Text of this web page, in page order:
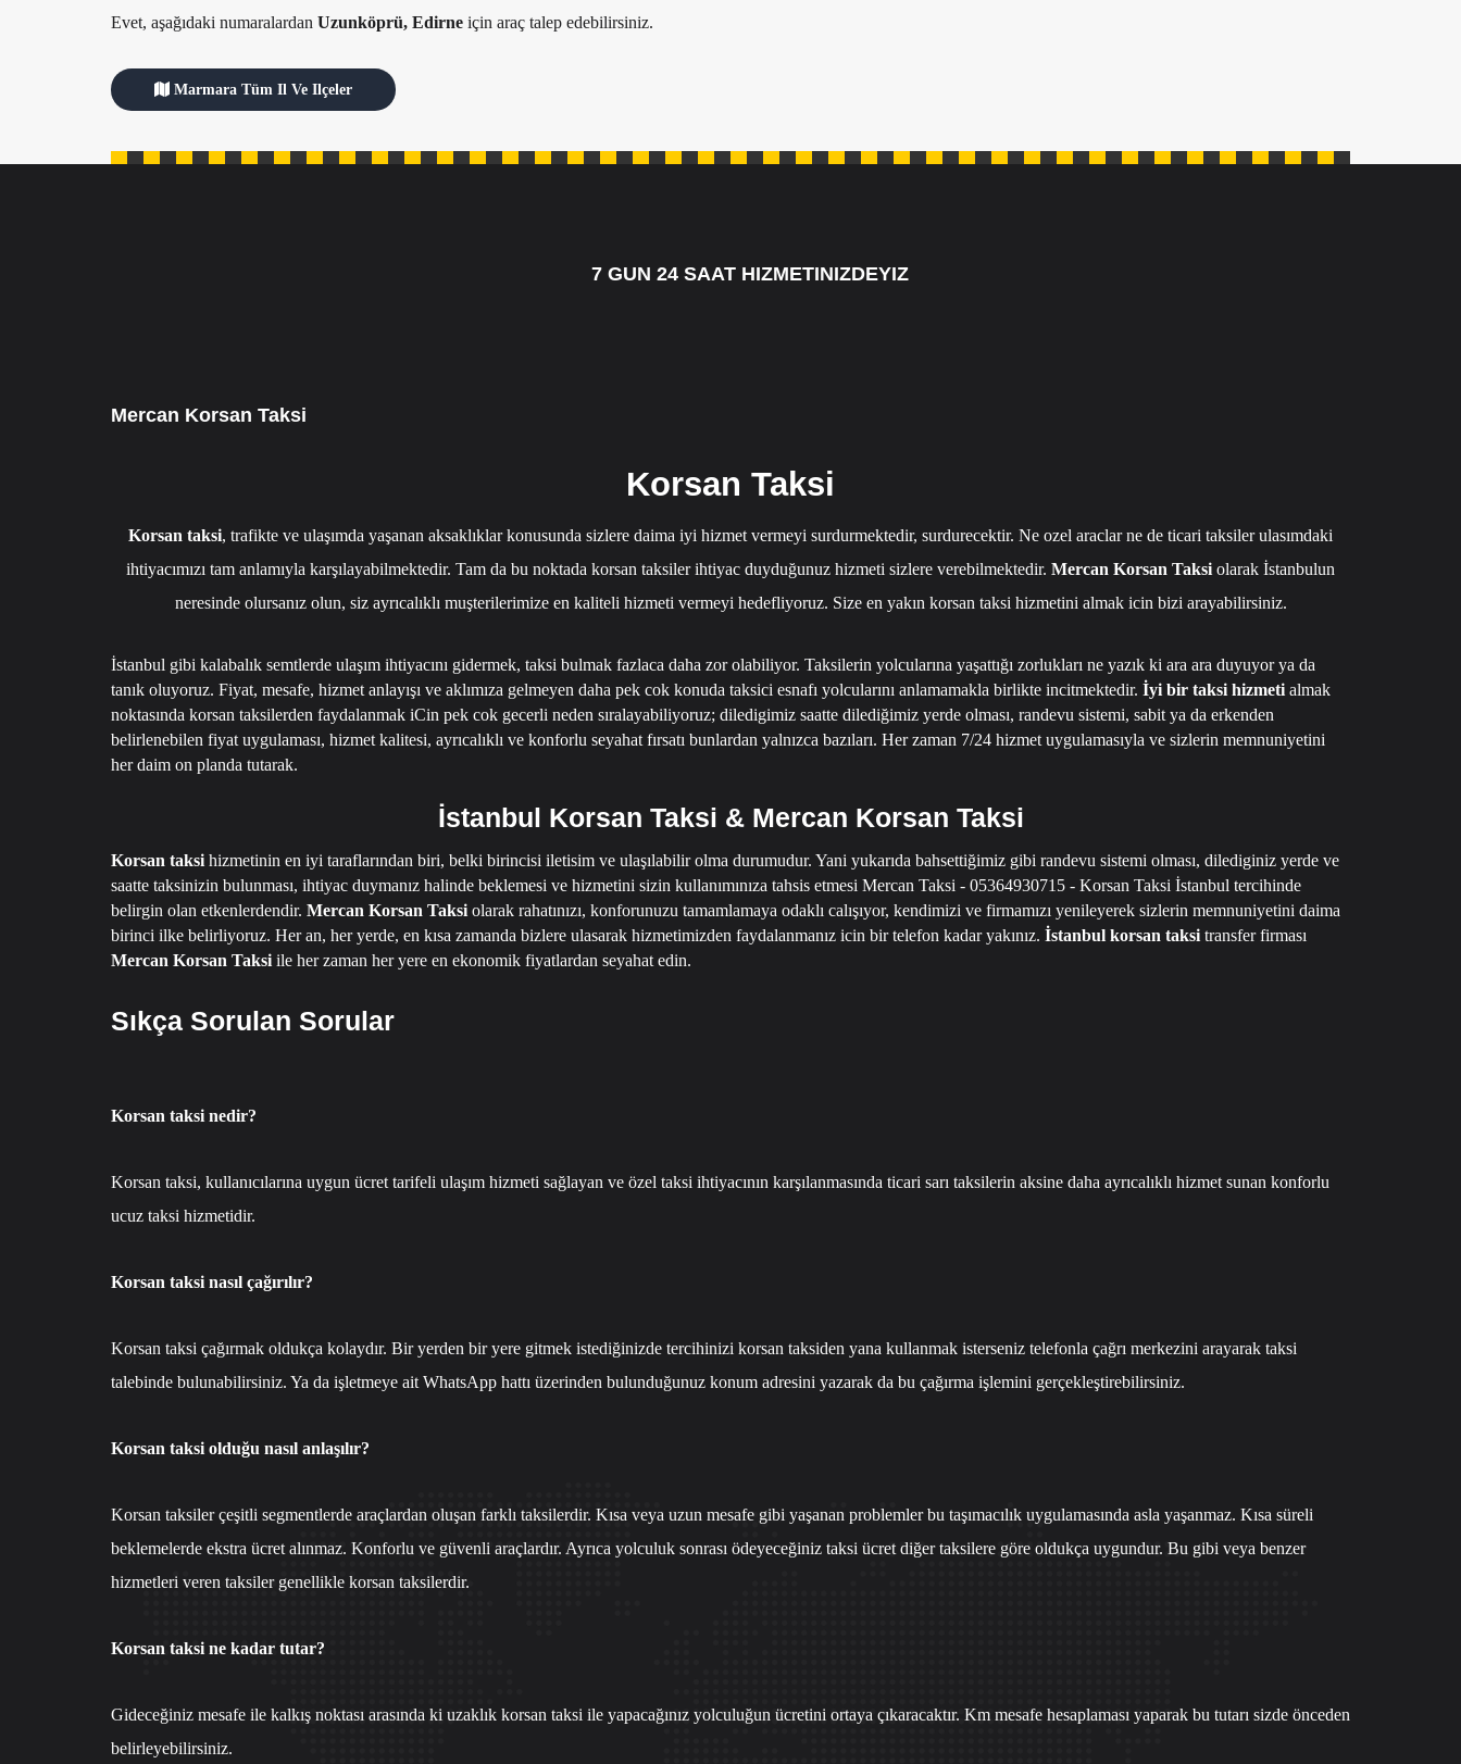
Evet, aşağıdaki numaralardan Uzunköprü, Edirne için araç talep edebilirsiniz.
Marmara Tüm Il Ve Ilçeler
7 GUN 24 SAAT HIZMETINIZDEYIZ
7/24 CAGRI HATTIMIZ 05349795098
Mercan Korsan Taksi
Korsan Taksi
Korsan taksi, trafikte ve ulaşımda yaşanan aksaklıklar konusunda sizlere daima iyi hizmet vermeyi surdurmektedir, surdurecektir. Ne ozel araclar ne de ticari taksiler ulasımdaki
ihtiyacımızı tam anlamıyla karşılayabilmektedir. Tam da bu noktada korsan taksiler ihtiyac duyduğunuz hizmeti sizlere verebilmektedir. Mercan Korsan Taksiolarak İstanbulun
neresinde olursanız olun, siz ayrıcalıklı muşterilerimize en kaliteli hizmeti vermeyi hedefliyoruz. Size en yakın korsan taksi hizmetini almak icin bizi arayabilirsiniz.
İstanbul gibi kalabalık semtlerde ulaşım ihtiyacını gidermek, taksi bulmak fazlaca daha zor olabiliyor. Taksilerin yolcularına yaşattığı zorlukları ne yazık ki ara ara duyuyor ya da
tanık oluyoruz. Fiyat, mesafe, hizmet anlayışı ve aklımıza gelmeyen daha pek cok konuda taksici esnafı yolcularını anlamamakla birlikte incitmektedir. İyi bir taksi hizmetialmak
noktasında korsan taksilerden faydalanmak iCin pek cok gecerli neden sıralayabiliyoruz; diledigimiz saatte dilediğimiz yerde olması, randevu sistemi, sabit ya da erkenden
belirlenebilen fiyat uygulaması, hizmet kalitesi, ayrıcalıklı ve konforlu seyahat fırsatı bunlardan yalnızca bazıları. Her zaman 7/24 hizmet uygulamasıyla ve sizlerin memnuniyetini
her daim on planda tutarak.
İstanbul Korsan Taksi & Mercan Korsan Taksi
Korsan taksihizmetinin en iyi taraflarından biri, belki birincisi iletisim ve ulaşılabilir olma durumudur. Yani yukarıda bahsettiğimiz gibi randevu sistemi olması, dilediginiz yerde ve
saatte taksinizin bulunması, ihtiyac duymanız halinde beklemesi ve hizmetini sizin kullanımınıza tahsis etmesi Mercan Taksi - 05364930715 - Korsan Taksi İstanbul tercihinde
belirgin olan etkenlerdendir. Mercan Korsan Taksiolarak rahatınızı, konforunuzu tamamlamaya odaklı calışıyor, kendimizi ve firmamızı yenileyerek sizlerin memnuniyetini daima
birinci ilke belirliyoruz. Her an, her yerde, en kısa zamanda bizlere ulasarak hizmetimizden faydalanmanız icin bir telefon kadar yakınız. İstanbul korsan taksitransfer firması
Mercan Korsan Taksiile her zaman her yere en ekonomik fiyatlardan seyahat edin.
Sıkça Sorulan Sorular
Korsan taksi nedir?
Korsan taksi, kullanıcılarına uygun ücret tarifeli ulaşım hizmeti sağlayan ve özel taksi ihtiyacının karşılanmasında ticari sarı taksilerin aksine daha ayrıcalıklı hizmet sunan konforlu
ucuz taksi hizmetidir.
Korsan taksi nasıl çağırılır?
Korsan taksi çağırmak oldukça kolaydır. Bir yerden bir yere gitmek istediğinizde tercihinizi korsan taksiden yana kullanmak isterseniz telefonla çağrı merkezini arayarak taksi
talebinde bulunabilirsiniz. Ya da işletmeye ait WhatsApp hattı üzerinden bulunduğunuz konum adresini yazarak da bu çağırma işlemini gerçekleştirebilirsiniz.
Korsan taksi olduğu nasıl anlaşılır?
Korsan taksiler çeşitli segmentlerde araçlardan oluşan farklı taksilerdir. Kısa veya uzun mesafe gibi yaşanan problemler bu taşımacılık uygulamasında asla yaşanmaz. Kısa süreli
beklemelerde ekstra ücret alınmaz. Konforlu ve güvenli araçlardır. Ayrıca yolculuk sonrası ödeyeceğiniz taksi ücret diğer taksilere göre oldukça uygundur. Bu gibi veya benzer
hizmetleri veren taksiler genellikle korsan taksilerdir.
Korsan taksi ne kadar tutar?
Gideceğiniz mesafe ile kalkış noktası arasında ki uzaklık korsan taksi ile yapacağınız yolculuğun ücretini ortaya çıkaracaktır. Km mesafe hesaplaması yaparak bu tutarı sizde önceden
belirleyebilirsiniz.